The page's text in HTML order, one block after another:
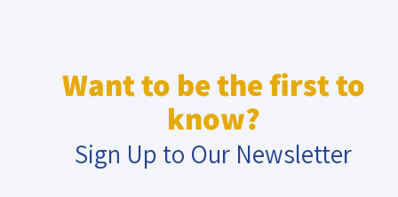
Want to be the first to
know?
Sign Up to Our Newsletter